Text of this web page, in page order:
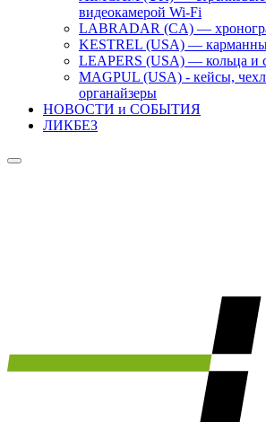
видеокамерой Wi-Fi
LABRADAR (CA) —
KESTREL (USA) —
LEAPERS (USA) — кольца и
MAGPUL (USA) - кейсы,
органайзеры
НОВОСТИ и СОБЫТИЯ
ЛИКБЕЗ